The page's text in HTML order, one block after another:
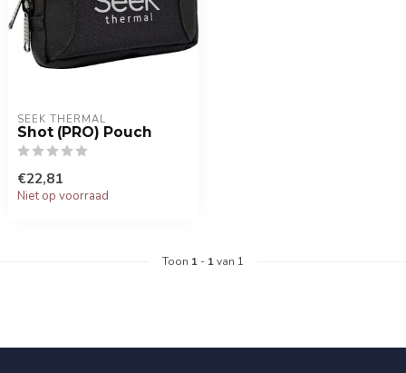
SEEK THERMAL
Shot (PRO) Pouch
€22,81
Niet op voorraad
Toon 1 - 1van 1